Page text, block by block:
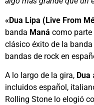
«Dua Lipa (Live From
banda Maná como parte
clásico éxito de la banda
bandas de rock en
A lo largo de la gira, Dua
incluidos español,
Rolling Stone lo elogió